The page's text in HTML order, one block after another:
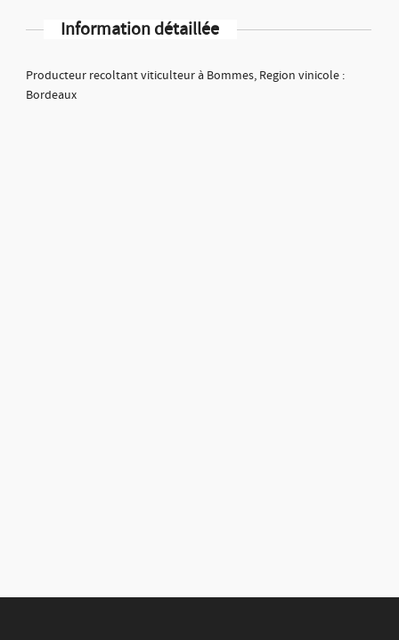
Information détaillée
Producteur recoltant viticulteur à Bommes, Region vinicole :
Bordeaux